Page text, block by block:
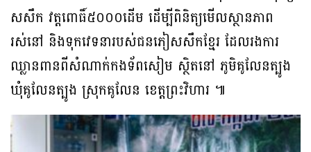
សសឹក វត្តពោធិ៍៥០០០ដើម ដើម្បីពិនិត្យមើលស្ថានភាព
រស់នៅ និងទុកវេទនារបស់ជនភៀសសឹកខ្មែរ ដែលរងការ
ឈ្លានពានពីសំណាក់កងទ័ពសៀម ស្ថិតនៅ ភូមិគូលែនត្បូង
ឃុំគូលែនត្បូង ស្រុកគូលែន ខេត្តព្រះវិហារ ៕